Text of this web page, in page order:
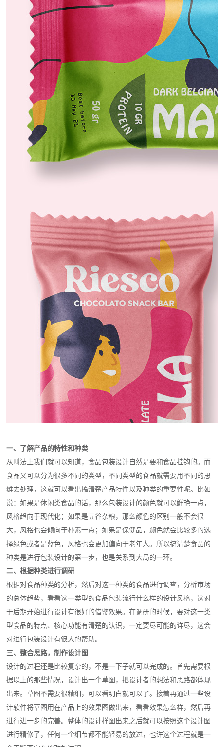
一、了解产品的特性和种类
从叫法上我们就可以知道，食品包装设计自然是要和食品挂钩的。而
食品又可以分为很多不同的类型，不同类型的食品就需要用不同的思
维去处理，这就可以看出搞清楚产品特性以及种类的重要性呢。比如
说：如果是休闲类食品的话，那么包装设计的颜色就可以鲜艳一点，
风格趋向于现代化；如果是五谷杂粮，那么颜色的区别一般不会很
大，风格也会倾向于朴素一点；如果是保健品，颜色就会比较多的选
择绿色或者是蓝色，风格也会更加偏向于老年人。所以搞清楚食品的
种类是进行包装设计的第一步，也是关系到大局的一环。
二、根据种类进行调研
根据对食品种类的分析，然后对这一种类的食品进行调查，分析市场
的总体趋势，看看这一类型的食品包装流行什么样的设计风格，这对
于后期开始进行设计有很好的借鉴效果。在调研的时候，要对这一类
型食品的特点、核心功能有清楚的认识，一定要尽可能的详尽，这会
对进行包装设计有很大的帮助。
三、整合思路，制作设计图
设计的过程还是比较复杂的，不是一下子就可以完成的。首先需要根
据以上的那些情况，设计出一个草图，把设计者的想法和思路都体现
出来。草图不需要很精细，可以看明白就可以了。接着再通过一些设
计软件将草图用在产品上的效果图做出来，看看效果怎么样，然后再
进行进一步的完善。整体的设计样图出来之后就可以按照这个设计图
进行精修了，任何一个细节都不能轻易的放过，也许这个过程就是一